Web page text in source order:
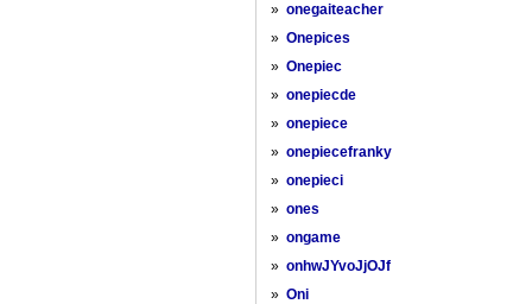
» onegaiteacher
» Onepices
» Onepiec
» onepiecde
» onepiece
» onepiecefranky
» onepieci
» ones
» ongame
» onhwJYvoJjOJf
» Oni